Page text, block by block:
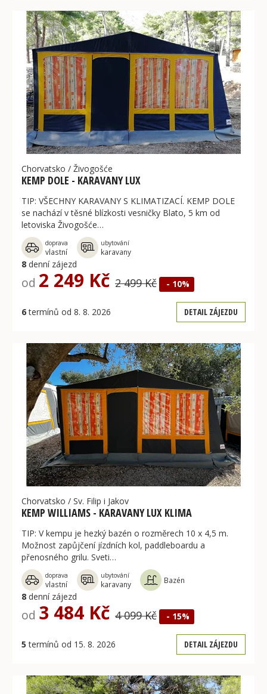
Chorvatsko / Živogošće
KEMP DOLE - KARAVANY LUX
TIP: VŠECHNY KARAVANY S KLIMATIZACÍ. KEMP DOLE
se nachází v těsné blízkosti vesničky Blato, 5 km od
letoviska Živogošće…
doprava
vlastní
ubytování
karavany
8 denní zájezd
od 2 249 Kč 2 499 Kč - 10%
6termínů od 8. 8. 2026 DETAIL ZÁJEZDU
Chorvatsko / Sv. Filip i Jakov
KEMP WILLIAMS - KARAVANY LUX KLIMA
TIP: V kempu je hezký bazén o rozměrech 10 x 4,5 m.
Možnost zapůjčení jízdních kol, paddleboardu a
přenosného grilu. Sveti…
doprava
vlastní
ubytování
karavany Bazén
8 denní zájezd
od 3 484 Kč 4 099 Kč - 15%
5 termínů od 15. 8. 2026 DETAIL ZÁJEZDU